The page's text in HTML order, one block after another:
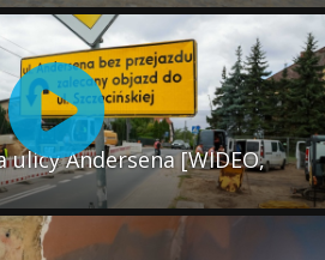
Andersena [WIDEO,